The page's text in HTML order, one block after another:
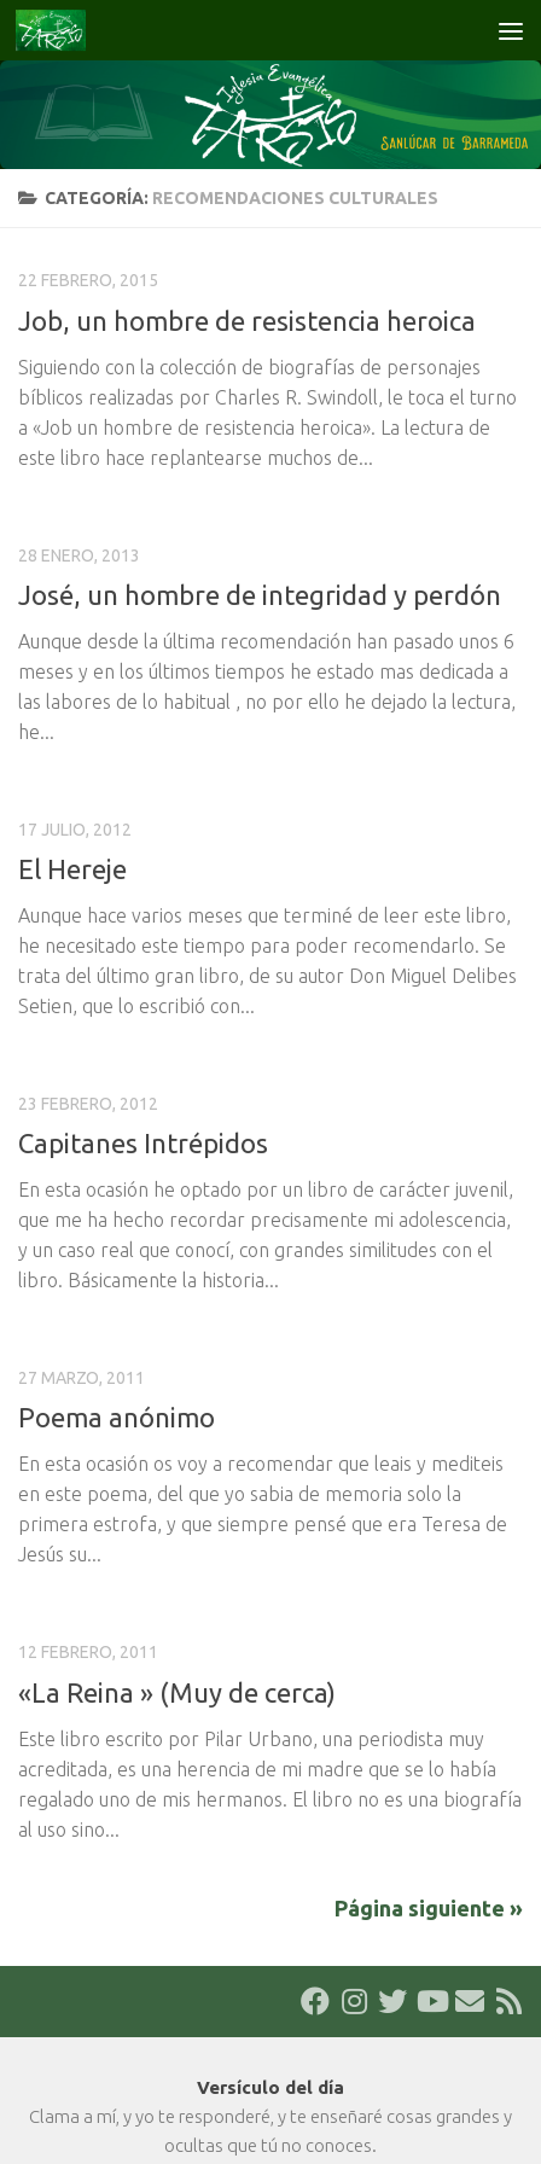
Saltar al contenido
CATEGORÍA: RECOMENDACIONES CULTURALES
22 FEBRERO, 2015
Job, un hombre de resistencia heroica
Siguiendo con la colección de biografías de personajes
bíblicos realizadas por Charles R. Swindoll, le toca el turno
a «Job un hombre de resistencia heroica». La lectura de
este libro hace replantearse muchos de...
28 ENERO, 2013
José, un hombre de integridad y perdón
Aunque desde la última recomendación han pasado unos 6
meses y en los últimos tiempos he estado mas dedicada a
las labores de lo habitual , no por ello he dejado la lectura,
he...
17 JULIO, 2012
El Hereje
Aunque hace varios meses que terminé de leer este libro,
he necesitado este tiempo para poder recomendarlo. Se
trata del último gran libro, de su autor Don Miguel Delibes
Setien, que lo escribió con...
23 FEBRERO, 2012
Capitanes Intrépidos
En esta ocasión he optado por un libro de carácter juvenil,
que me ha hecho recordar precisamente mi adolescencia,
y un caso real que conocí, con grandes similitudes con el
libro. Básicamente la historia...
27 MARZO, 2011
Poema anónimo
En esta ocasión os voy a recomendar que leais y mediteis
en este poema, del que yo sabia de memoria solo la
primera estrofa, y que siempre pensé que era Teresa de
Jesús su...
12 FEBRERO, 2011
«La Reina » (Muy de cerca)
Este libro escrito por Pilar Urbano, una periodista muy
acreditada, es una herencia de mi madre que se lo había
regalado uno de mis hermanos. El libro no es una biografía
al uso sino...
Página siguiente »
Versículo del día
Clama a mí, y yo te responderé, y te enseñaré cosas grandes y
ocultas que tú no conoces.